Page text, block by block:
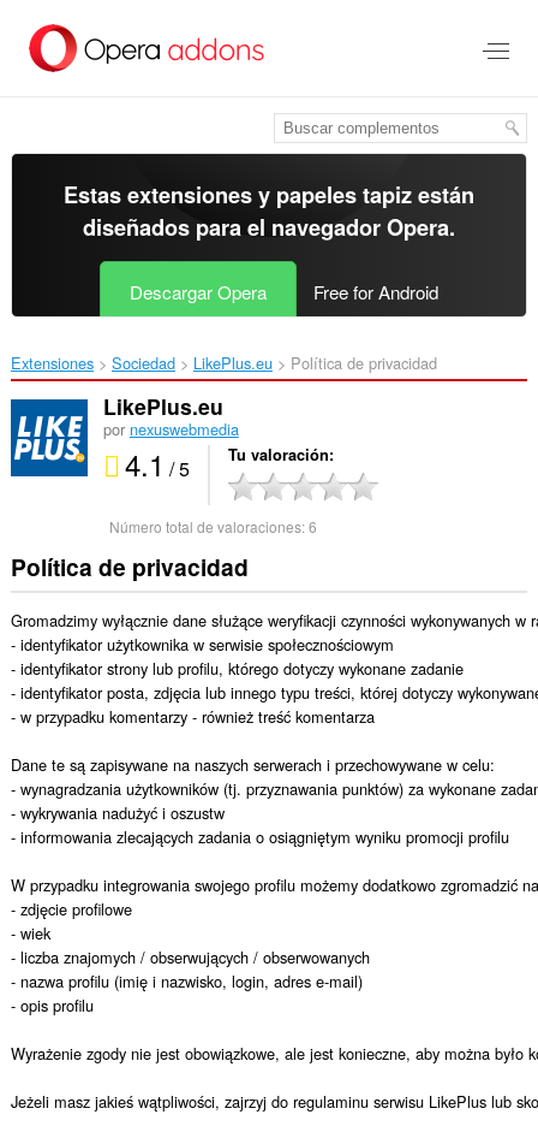
contenido
Estas extensiones y papeles tapiz están
diseñados para el navegador Opera.
Descargar Opera Free for Android
Extensiones Sociedad LikePlus.eu‎ Política de privacidad
LikePlus.eu
por nexuswebmedia
4.1 / 5 Tu valoración
Número total de valoraciones:6
Política de privacidad
Gromadzimy wyłącznie dane służące weryfikacji czynności wykonywanych
- identyfikator użytkownika w serwisie społecznościowym
- identyfikator strony lub profilu, którego dotyczy wykonane zadanie
- identyfikator posta, zdjęcia lub innego typu treści, której dotyczy
- w przypadku komentarzy - również treść komentarza
Dane te są zapisywane na naszych serwerach i przechowywane w celu:
- wynagradzania użytkowników (tj. przyznawania punktów) za wykonane
- wykrywania nadużyć i oszustw
- informowania zlecających zadania o osiągniętym wyniku promocji profilu
W przypadku integrowania swojego profilu możemy dodatkowo zgromadzić
- zdjęcie profilowe
- wiek
- liczba znajomych / obserwujących / obserwowanych
- nazwa profilu (imię i nazwisko, login, adres e-mail)
- opis profilu
Wyrażenie zgody nie jest obowiązkowe, ale jest konieczne, aby można
Jeżeli masz jakieś wątpliwości, zajrzyj do regulaminu serwisu LikePlus lub